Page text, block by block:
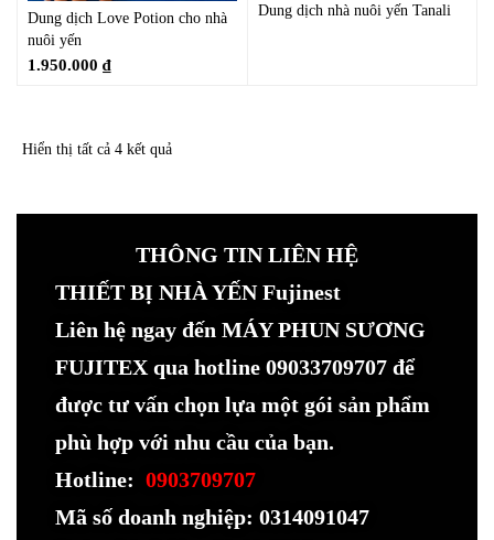
Dung dịch Love Potion cho nhà
nuôi yến
1.950.000 ₫
Dung dịch nhà nuôi yến Tanali
Hiển thị tất cả 4 kết quả
THÔNG TIN LIÊN HỆ
THIẾT BỊ NHÀ YẾN Fujinest
Liên hệ ngay đến MÁY PHUN SƯƠNG
FUJITEX qua hotline 09033709707 để
được tư vấn chọn lựa một gói sản phẩm
phù hợp với nhu cầu của bạn.
Hotline: 0903709707
Mã số doanh nghiệp: 0314091047